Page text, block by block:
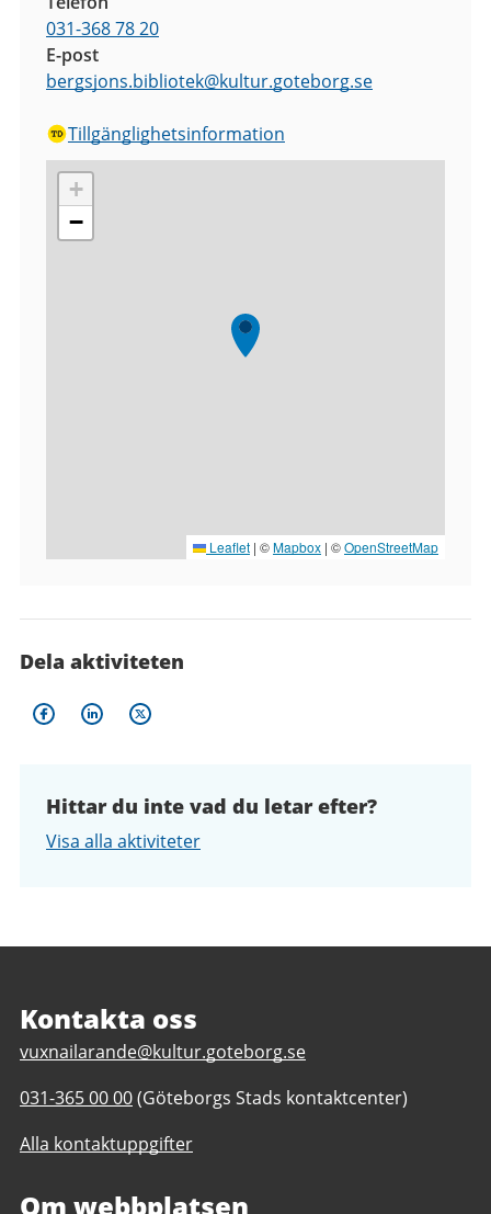
031-368 78 20
E-post
bergsjons.bibliotek@kultur.goteborg.se
Tillgänglighetsinformation
+
−
Leaflet | ©Mapbox | ©OpenStreetMap
Dela aktiviteten
Hittar du inte vad du letar efter?
Visa alla aktiviteter
Kontakta oss
E
p
s
vuxnailarande@kultur.goteborg.se
T
l
f
031-365 00 00(Göteborgs Stads kontaktcenter)
Alla kontaktuppgifter
Om webbplatsen